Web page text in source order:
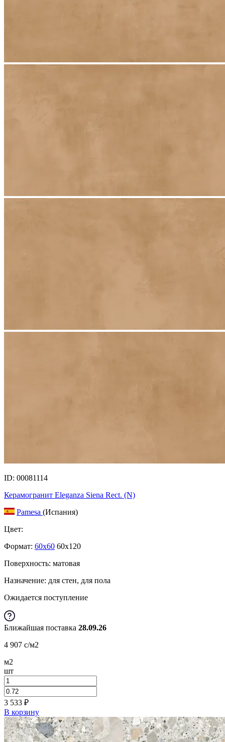
ID: 00081114
Керамогранит Eleganza Siena Rect. (N)
Pamesa (Испания)
Цвет:
Формат: 60x60 60x120
Поверхность: матовая
Назначение: для стен, для пола
Ожидается поступление
Ближайшая поставка 28.09.26
4 907 c/м2
м2
шт
3 533 ₽
В корзину